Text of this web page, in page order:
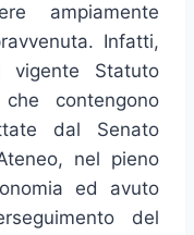
ampiamente
Infatti,
Statuto
contengono
dal Senato
nel pieno
ed avuto
del